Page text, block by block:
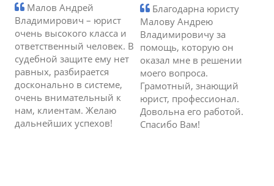
Малов Андрей
Владимирович – юрист
очень высокого класса и
ответственный человек. В
судебной защите ему нет
равных, разбирается
досконально в системе,
очень внимательный к
нам, клиентам. Желаю
дальнейших успехов!
Благодарна юристу
Малову Андрею
Владимировичу за
помощь, которую он
оказал мне в решении
моего вопроса.
Грамотный, знающий
юрист, профессионал.
Довольна его работой.
Спасибо Вам!